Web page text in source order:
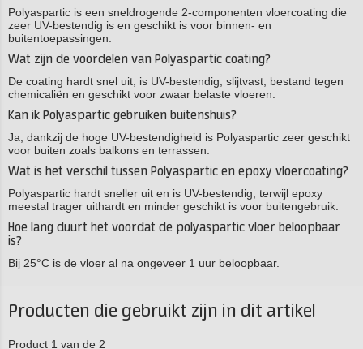
Polyaspartic is een sneldrogende 2-componenten vloercoating die
zeer UV-bestendig is en geschikt is voor binnen- en
buitentoepassingen.
Wat zijn de voordelen van Polyaspartic coating?
De coating hardt snel uit, is UV-bestendig, slijtvast, bestand tegen
chemicaliën en geschikt voor zwaar belaste vloeren.
Kan ik Polyaspartic gebruiken buitenshuis?
Ja, dankzij de hoge UV-bestendigheid is Polyaspartic zeer geschikt
voor buiten zoals balkons en terrassen.
Wat is het verschil tussen Polyaspartic en epoxy vloercoating?
Polyaspartic hardt sneller uit en is UV-bestendig, terwijl epoxy
meestal trager uithardt en minder geschikt is voor buitengebruik.
Hoe lang duurt het voordat de polyaspartic vloer beloopbaar
is?
Bij 25°C is de vloer al na ongeveer 1 uur beloopbaar.
Producten die gebruikt zijn in dit artikel
Product 1 van de 2